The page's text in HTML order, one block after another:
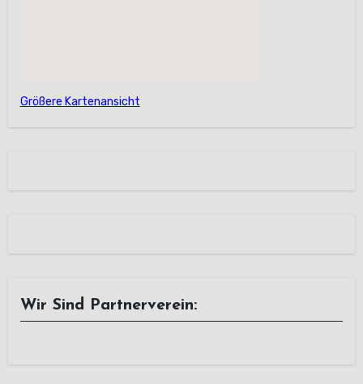
Größere Kartenansicht
Wir Sind Partnerverein: